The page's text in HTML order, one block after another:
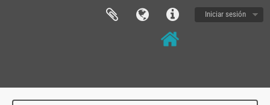
Iniciar sesión